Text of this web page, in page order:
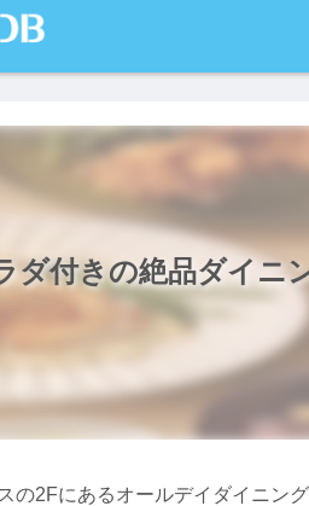
ダ付きの絶品ダイ
の2Fにあるオールデイダイニン